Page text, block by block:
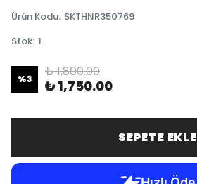
Ürün Kodu: SKTHNR350769
Stok: 1
%3 ₺ 1,800.00
₺ 1,750.00
SEPETE EKLE